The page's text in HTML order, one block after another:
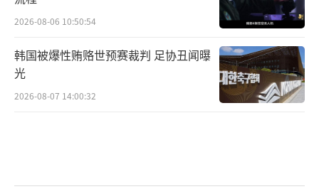
2026-08-06 10:50:54
韩国被爆性贿赂世预赛裁判 足协丑闻曝
光
2026-08-07 14:00:32